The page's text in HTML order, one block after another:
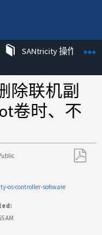
SANtricity 操作系统
除联机副
卷时、不
os-controller-software
AM